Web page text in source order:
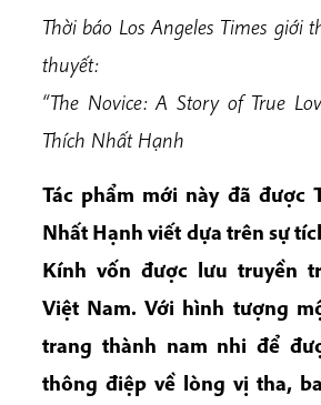
Thời báo Los Angeles Times giới
thuyết:
“The Novice: A Story of True
Thích Nhất Hạnh
Tác phẩm mới này đã được
Nhất Hạnh viết dựa trên sự
Kính vốn được lưu truyền
Việt Nam. Với hình tượng
trang thành nam nhi để
thông điệp về lòng vị tha,